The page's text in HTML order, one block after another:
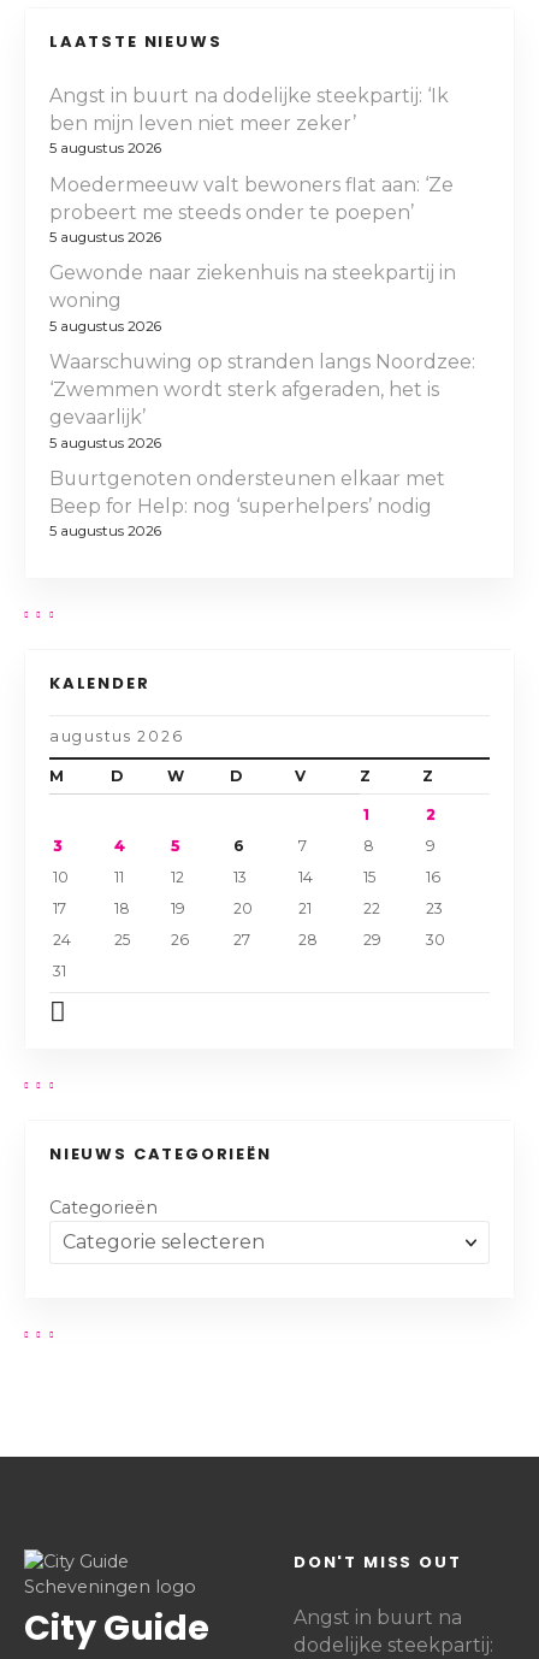
LAATSTE NIEUWS
Angst in buurt na dodelijke steekpartij: ‘Ik
ben mijn leven niet meer zeker’
5 augustus 2026
Moedermeeuw valt bewoners flat aan: ‘Ze
probeert me steeds onder te poepen’
5 augustus 2026
Gewonde naar ziekenhuis na steekpartij in
woning
5 augustus 2026
Waarschuwing op stranden langs Noordzee:
‘Zwemmen wordt sterk afgeraden, het is
gevaarlijk’
5 augustus 2026
Buurtgenoten ondersteunen elkaar met
Beep for Help: nog ‘superhelpers’ nodig
5 augustus 2026
KALENDER
augustus 2026
M D W D V Z Z
1
2
3
4 5 6 7 8
9
10
11 12 13 14 15
16
17
18 19 20 21 22
23
24
25 26 27 28 29
30
31
NIEUWS CATEGORIEËN
Categorieën
City Guide
DON'T MISS OUT
Angst in buurt na
dodelijke steekpartij: